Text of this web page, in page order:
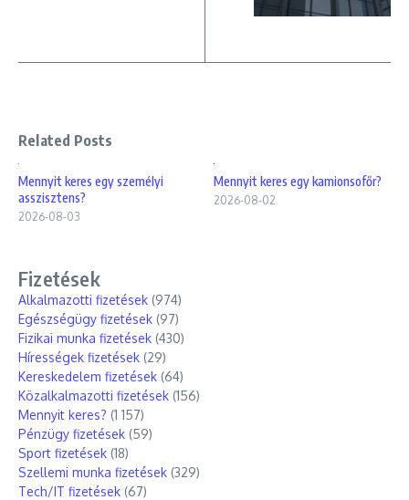
Related Posts
Mennyit keres egy személyi
asszisztens?
2026-08-03
Mennyit keres egy kamionsofőr?
2026-08-02
Fizetések
Alkalmazotti fizetések (974)
Egészségügy fizetések (97)
Fizikai munka fizetések (430)
Hírességek fizetések (29)
Kereskedelem fizetések (64)
Közalkalmazotti fizetések (156)
Mennyit keres? (1 157)
Pénzügy fizetések (59)
Sport fizetések (18)
Szellemi munka fizetések (329)
Tech/IT fizetések (67)